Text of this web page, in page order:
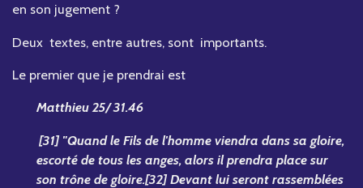
en son jugement ?
Deux textes, entre autres, sont importants.
Le premier que je prendrai est
Matthieu 25/ 31.46
[31] "Quand le Fils de l'homme viendra dans sa gloire,
escorté de tous les anges, alors il prendra place sur
son trône de gloire.[32] Devant lui seront rassemblées